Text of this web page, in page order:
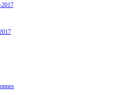
2017